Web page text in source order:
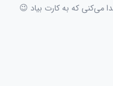
می‌کنی که به کارت بیاد 😉